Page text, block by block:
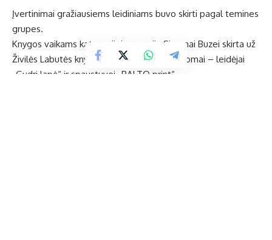
Įvertinimai gražiausiems leidiniams buvo skirti pagal temines
grupes.
Knygos vaikams kategorijoje premija Simonai Buzei skirta už
Živilės Labutės knygą „Sesė“, premijos diplomai – leidėjai
„Gudri lapė“ ir spaustuvei „BALTO print“.